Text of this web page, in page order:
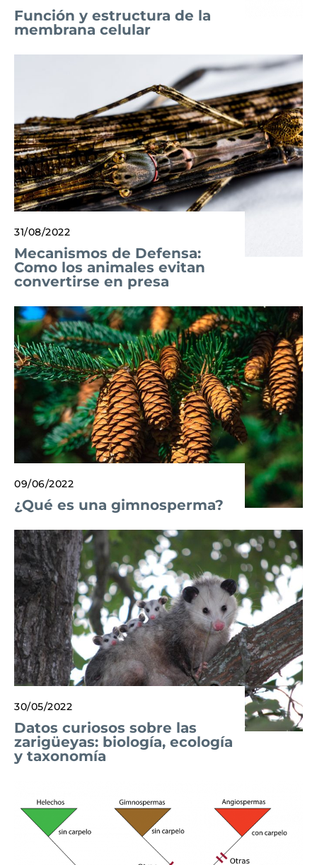
Función y estructura de la
membrana celular
31/08/2022
Mecanismos de Defensa:
Como los animales evitan
convertirse en presa
09/06/2022
¿Qué es una gimnosperma?
30/05/2022
Datos curiosos sobre las
zarigüeyas: biología, ecología
y taxonomía